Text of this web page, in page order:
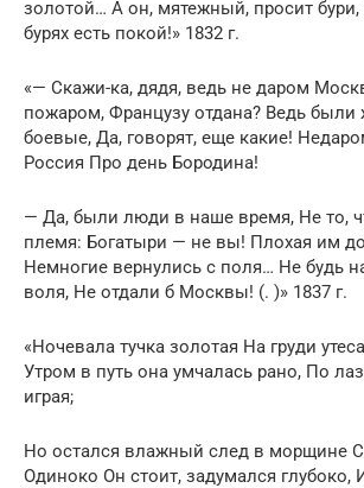
золотой… А он, мятежный, просит бури,
бурях есть покой!» 1832 г.
«— Скажи-ка, дядя, ведь не даром
пожаром, Французу отдана? Ведь были
боевые, Да, говорят, еще какие!
Россия Про день Бородина!
— Да, были люди в наше время, Не то,
племя: Богатыри — не вы! Плохая им
Немногие вернулись с поля… Не будь
воля, Не отдали б Москвы! (. )» 1837 г.
«Ночевала тучка золотая На гpyди
Утром в путь она умчалась рано, По
играя;
Но остался влажный след в морщине
Одиноко Он стоит, задумался глубоко,